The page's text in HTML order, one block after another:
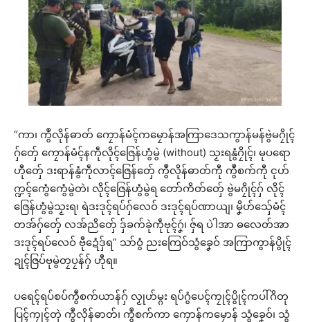
“ကာ၊ ကွဳလိုန်ဓာတ် ကၠောန်မံၚ်ကမၠောန်အကြာဒေသကွာန်မန်ဗွဲမဂၠိုၚ်
ဂှ်တှ်ေ ကၠောန်မံၚ်နကဵုလိုၚ်ဇြေန်ဟွံမွဲ (without) သၟးရနွံဂၠိုၚ်၊ မုပရော
ဟီုတှ်ေ ဒးရာန်နွံကဵုလာၚ်ဇြေန်တှ်ေ ကွဳလိုန်ဓာတ်ကီု ကွဳစက်ကီု ၚုဟ်
က္ဍၚ်ကွေံကွေံမွဲတဲ၊ လိုၚ်ဇြေန်ဟွံမွဲရ တော်ကိတ်တှ်ေ ဗွဲမဂၠိုၚ်ဂှ် လိုၚ်
ဇြေန်ဟွံမွဲသၟးရ၊ ရဲဒးဒုၚ်ရပ်ဂှ်လေဝ် ဒးဒုၚ်ရပ်ဏာယျ၊ မၞိဟ်သှ်ေမံၚ်
တအ်ဂှ်တှ်ေ လအ်ညိတှ်ေ ဒှ်ခက်ခုဲကဵုဗုၚ်ဂၞဴ၊ ဇှ်ရ ပဲါအာ ဓလေတ်အာ
ဒးဒုၚ်ရပ်လေဝ် ဗီုဍေံဒှ်ရ” သာ်ဝွံ ညးကြေဝ်သွံခၞေဝ် အကြာကွာန်ပွိုၚ်
ဍုၚ်ဇြပ်ဗုမွဲတၠပၠန်ဂှ် ဟီုရ။
ပရေၚ်ရပ်စပ်ကွဳစက်ယာန်ဂှ် လၟုဟ်မ္ဂး ရပ်ဂွံပေၚ်ကၠုၚ်ပွိုၚ်ကပါ်ဂိတု
ပြၚ်ကၠုၚ်တုဲ ကွဳလိုန်ဓာတ်၊ ကွဳစက်ကာ ကၠောန်ကမၠောန် သွံခၞေဝ်၊ သွံ